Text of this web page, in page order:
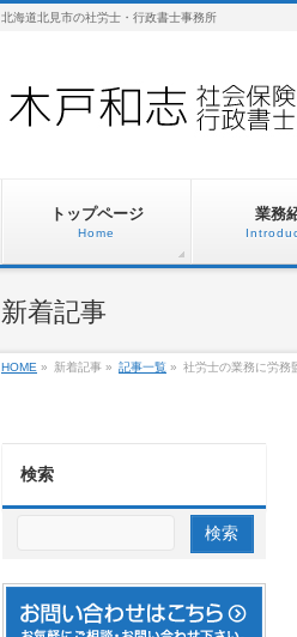
北海道北見市の社労士・行政書士事務所
トップページ
Home
業務
新着記事
HOME » 新着記事 » 記事一覧 » 社労士の業務に労
検索